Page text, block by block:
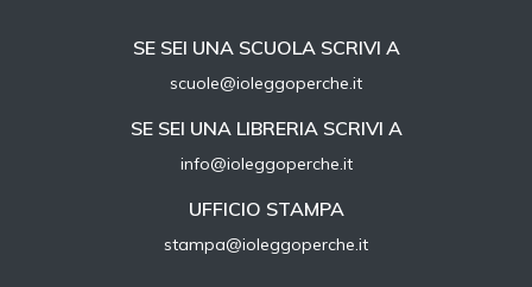
SE SEI UNA SCUOLA SCRIVI A
scuole@ioleggoperche.it
SE SEI UNA LIBRERIA SCRIVI A
info@ioleggoperche.it
UFFICIO STAMPA
stampa@ioleggoperche.it